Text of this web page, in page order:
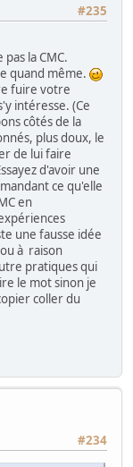
#235
la CMC.
quand même.
fuire votre
intéresse. (Ce
côtés de la
plus doux, le
de lui faire
d'avoir une
ce qu'elle
en
une fausse idée
à raison
pratiques qui
le mot sinon je
coller du
#234